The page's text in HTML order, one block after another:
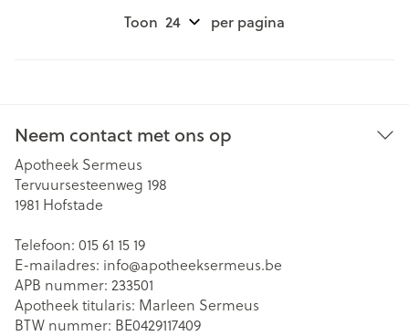
Toon per pagina
Neem contact met ons op
Apotheek Sermeus
Tervuursesteenweg 198
1981 Hofstade
Telefoon: 015 61 15 19
E-mailadres: info@apotheeksermeus.be
APB nummer: 233501
Apotheek titularis: Marleen Sermeus
BTW nummer: BE0429117409